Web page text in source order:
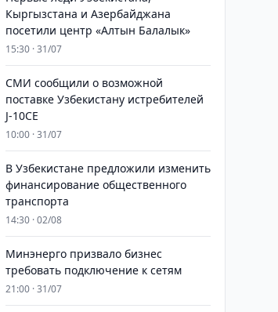
Кыргызстана и Азербайджана
посетили центр «Алтын Балалык»
15:30 · 31/07
СМИ сообщили о возможной
поставке Узбекистану истребителей
J-10CE
10:00 · 31/07
В Узбекистане предложили изменить
финансирование общественного
транспорта
14:30 · 02/08
Минэнерго призвало бизнес
требовать подключение к сетям
21:00 · 31/07